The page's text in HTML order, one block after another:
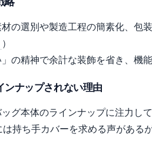
の選別や製造工程の簡素化、包
）
」の精神で余計な装飾を省き、機
ンナップされない理由
グ本体のラインナップに注力し
は持ち手カバーを求める声がある